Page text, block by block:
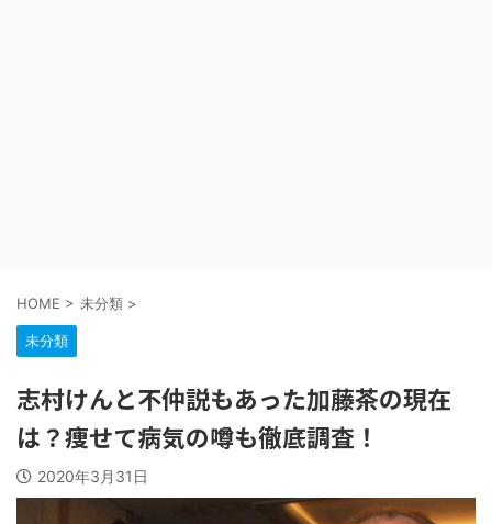
HOME > 未分類 >
未分類
志村けんと不仲説もあった加藤茶の現在
は？痩せて病気の噂も徹底調査！
2020年3月31日